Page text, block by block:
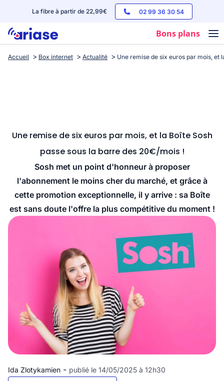
La fibre à partir de 22,99€ 02 99 36 30 54
Bons plans
Box internet
Streaming
Accueil Box internet Actualité Une remise de six euros par mois, et
Une remise de six euros par mois, et la Boîte Sosh
passe sous la barre des 20€/mois !
Sosh met un point d'honneur à proposer
l'abonnement le moins cher du marché, et grâce à
cette promotion exceptionnelle, il y arrive : sa Boîte
est sans doute l'offre la plus compétitive du moment !
Ida Zlotykamien - publié le 14/05/2025 à 12h30